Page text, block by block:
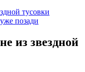
тусовки
позади
из звездной